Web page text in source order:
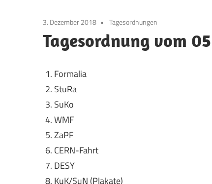
3. Dezember 2018 Tagesordnungen
Tagesordnung vom
Formalia
StuRa
SuKo
WMF
ZaPF
CERN-Fahrt
DESY
KuK/SuN (Plakate)